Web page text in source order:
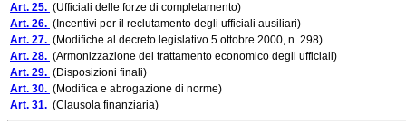
Art. 25. (Ufficiali delle forze di completamento)
Art. 26. (Incentivi per il reclutamento degli ufficiali ausiliari)
Art. 27. (Modifiche al decreto legislativo 5 ottobre 2000, n. 298)
Art. 28. (Armonizzazione del trattamento economico degli ufficiali)
Art. 29. (Disposizioni finali)
Art. 30. (Modifica e abrogazione di norme)
Art. 31. (Clausola finanziaria)